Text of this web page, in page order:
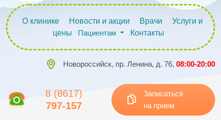
О клинике Новости и акции Врачи
Услуги и
цены
Пациентам Контакты
Новороссийск, пр. Ленина, д. 76, 08:00-20:00
8 (8617)
797-157
Записаться
на прием